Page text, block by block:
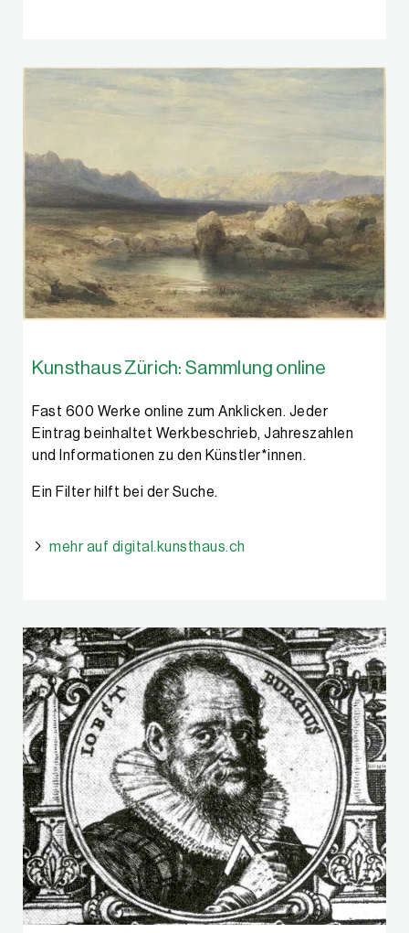
Kunsthaus Zürich: Sammlung online
Fast 600 Werke online zum Anklicken. Jeder
Eintrag beinhaltet Werkbeschrieb, Jahreszahlen
und Informationen zu den Künstler*innen.
Ein Filter hilft bei der Suche.
mehr auf digital.kunsthaus.ch